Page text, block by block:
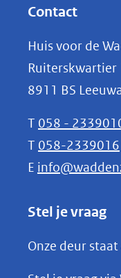
naar
een
Contact
Huis voor de
Ruiterskwartier
8911 BS
T 058 -
T 058-2339016
E
Stel je vraag
Onze deur